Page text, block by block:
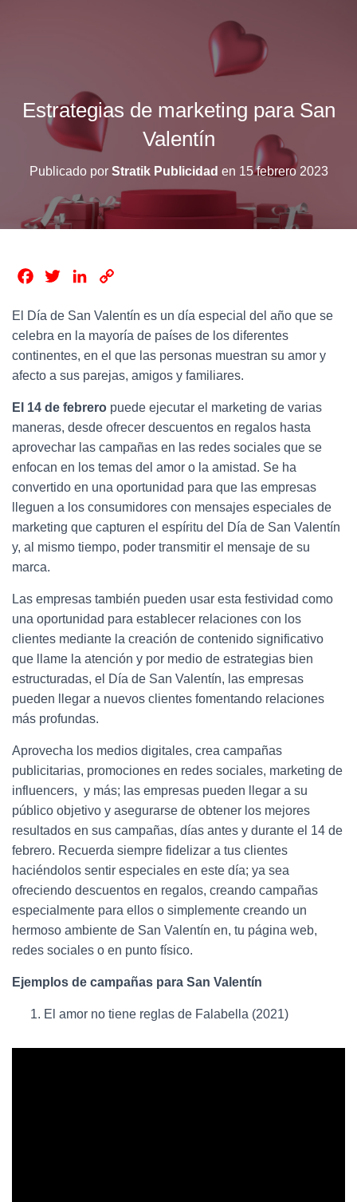
Estrategias de marketing para San
Valentín
Publicado por Stratik Publicidad en 15 febrero 2023
c
e
b
o
o
i
t
t
e
r
n
k
e
d
n
p
y
L
i
El Día de San Valentín es un día especial del año que se
celebra en la mayoría de países de los diferentes
continentes, en el que las personas muestran su amor y
afecto a sus parejas, amigos y familiares.
El 14 de febrero puede ejecutar el marketing de varias
maneras, desde ofrecer descuentos en regalos hasta
aprovechar las campañas en las redes sociales que se
enfocan en los temas del amor o la amistad. Se ha
convertido en una oportunidad para que las empresas
lleguen a los consumidores con mensajes especiales de
marketing que capturen el espíritu del Día de San Valentín
y, al mismo tiempo, poder transmitir el mensaje de su
marca.
Las empresas también pueden usar esta festividad como
una oportunidad para establecer relaciones con los
clientes mediante la creación de contenido significativo
que llame la atención y por medio de estrategias bien
estructuradas, el Día de San Valentín, las empresas
pueden llegar a nuevos clientes fomentando relaciones
más profundas.
Aprovecha los medios digitales, crea campañas
publicitarias, promociones en redes sociales, marketing de
influencers, y más; las empresas pueden llegar a su
público objetivo y asegurarse de obtener los mejores
resultados en sus campañas, días antes y durante el 14 de
febrero. Recuerda siempre fidelizar a tus clientes
haciéndolos sentir especiales en este día; ya sea
ofreciendo descuentos en regalos, creando campañas
especialmente para ellos o simplemente creando un
hermoso ambiente de San Valentín en, tu página web,
redes sociales o en punto físico.
Ejemplos de campañas para San Valentín
El amor no tiene reglas de Falabella (2021)